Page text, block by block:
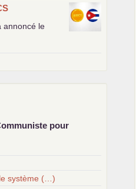
annoncé le
pour
système (…)